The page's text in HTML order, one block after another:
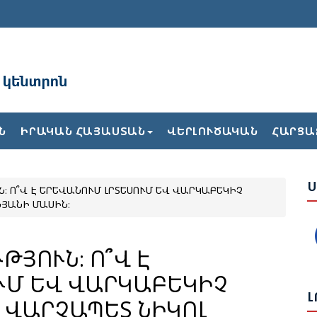
ԻՐԱԿԱՆ ՀԱՅԱՍՏԱՆ ՎԵՐԼՈՒԾԱԿԱՆ
Ո՞Վ Է ԵՐԵՎԱՆՈՒՄ ԼՐՏԵՍՈՒՄ ԵՎ ՎԱՐԿԱԲԵԿԻՉ
ՄԱՍԻՆ։
Ո՞Վ Է
ԵՎ ՎԱՐԿԱԲԵԿԻՉ
ՆԻԿՈԼ